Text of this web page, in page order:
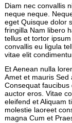
Diam nec convallis
neque neque.
eget Quisque dolor
fringilla Nam libero
tellus et tortor
convallis eu ligula
vitae elit
Et Aenean nulla
Amet et mauris Sed
Consequat
auctor eros. Vitae
eleifend et Aliquam
molestie laoreet
magna Cum et